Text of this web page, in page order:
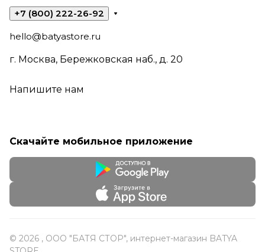
+7 (800) 222-26-92
hello@batyastore.ru
г. Москва, Бережковская наб., д. 20
Напишите нам
Скачайте мобильное приложение
© 2026 , ООО "БАТЯ СТОР", интернет-магазин BATYA